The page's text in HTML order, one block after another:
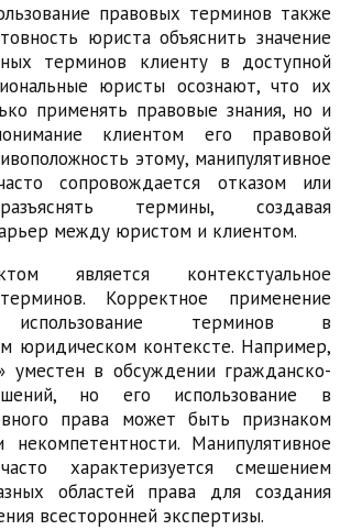
правовых терминов также
юриста объяснить значение
терминов клиенту в доступной
юристы осознают, что их
применять правовые знания, но и
клиентом его правовой
этому, манипулятивное
сопровождается отказом или
термины, создавая
между юристом и клиентом.
является контекстуальное
Корректное применение
использование терминов в
юридическом контексте. Например,
уместен в обсуждении гражданско-
но его использование в
права может быть признаком
некомпетентности. Манипулятивное
характеризуется смешением
областей права для создания
всесторонней экспертизы.